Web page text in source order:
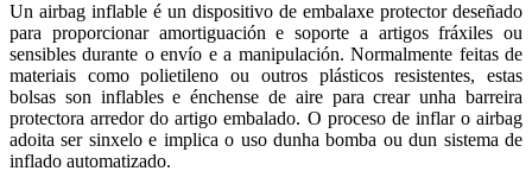
Un airbag inflable é un dispositivo de embalaxe protector deseñado
para proporcionar amortiguación e soporte a artigos fráxiles ou
sensibles durante o envío e a manipulación. Normalmente feitas de
materiais como polietileno ou outros plásticos resistentes, estas
bolsas son inflables e énchense de aire para crear unha barreira
protectora arredor do artigo embalado. O proceso de inflar o airbag
adoita ser sinxelo e implica o uso dunha bomba ou dun sistema de
inflado automatizado.